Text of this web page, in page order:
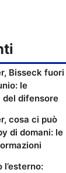
Bisseck fuori
le
del difensore
cosa ci può
di domani: le
l’esterno: